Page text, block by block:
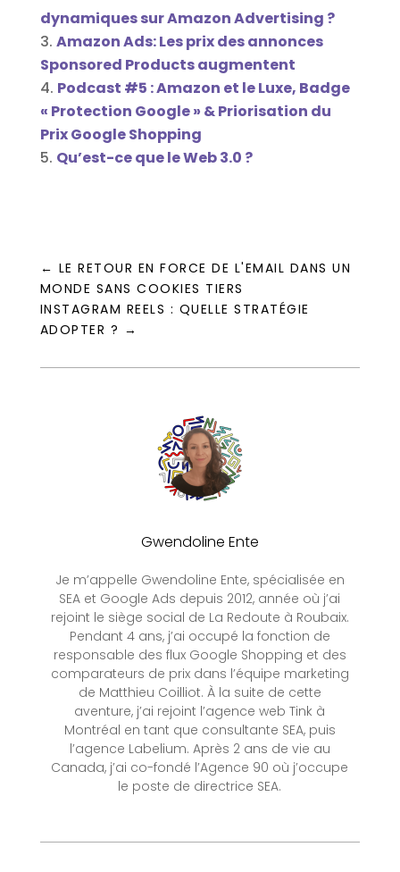
dynamiques sur Amazon Advertising ?
Amazon Ads: Les prix des annonces
Sponsored Products augmentent
Podcast #5 : Amazon et le Luxe, Badge
« Protection Google » & Priorisation du
Prix Google Shopping
Qu’est-ce que le Web 3.0 ?
← LE RETOUR EN FORCE DE L'EMAIL DANS UN
MONDE SANS COOKIES TIERS
INSTAGRAM REELS : QUELLE STRATÉGIE
ADOPTER ? →
Gwendoline Ente
Je m’appelle Gwendoline Ente, spécialisée en
SEA et Google Ads depuis 2012, année où j’ai
rejoint le siège social de La Redoute à Roubaix.
Pendant 4 ans, j’ai occupé la fonction de
responsable des flux Google Shopping et des
comparateurs de prix dans l’équipe marketing
de Matthieu Coilliot. À la suite de cette
aventure, j’ai rejoint l’agence web Tink à
Montréal en tant que consultante SEA, puis
l’agence Labelium. Après 2 ans de vie au
Canada, j’ai co-fondé l’Agence 90 où j’occupe
le poste de directrice SEA.